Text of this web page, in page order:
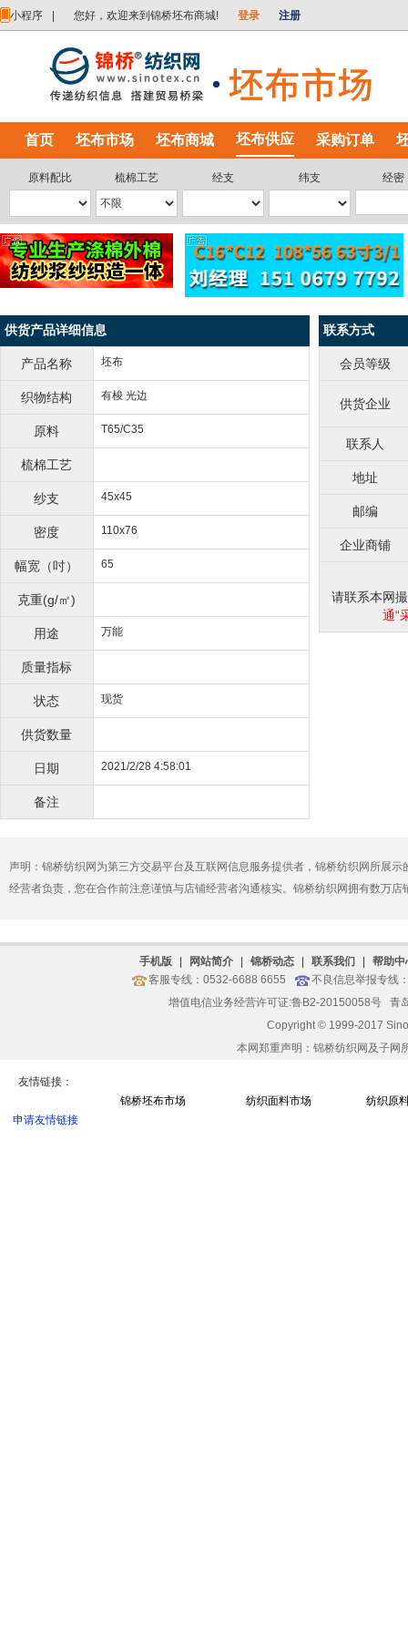
小程序 您好，欢迎来到锦桥坯布商城! 登录 注册
首页 坯布市场 坯布商城 坯布供应 采购订单
原料配比 梳棉工艺 经支 纬支 经密
供货产品详细信息
产品名称 坯布
织物结构 有梭 光边
原料 T65/C35
梳棉工艺
纱支 45x45
密度 110x76
幅宽（吋） 65
克重(g/㎡)
用途 万能
质量指标
状态 现货
供货数量
日期 2021/2/28 4:58:01
备注
联系方式
会员等级
供货企业
联系人
地址
邮编
企业商铺
请联系本网
通“
声明：锦桥纺织网为第三方交易平台及互联网信息服务提供者，锦桥纺织网所展
经营者负责，您在合作前注意谨慎与店铺经营者沟通核实。锦桥纺织网拥有数万
手机版 网站简介 锦桥动态 联系我们
帮助中
客服专线：0532-6688 6655
不良信息举报专线
增值电信业务经营许可证:鲁B2-20150058号
青
Copyright © 1999-2017
本网郑重声明：锦桥纺织网及子网
友情链接：
申请友情链接
锦桥坯布市场 纺织面料市场 纺织原